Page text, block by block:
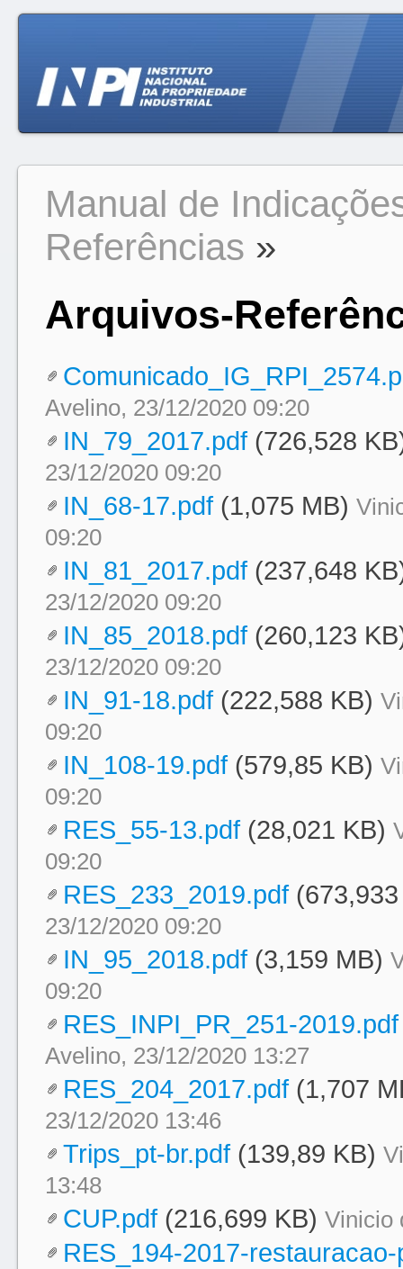
Manual de
Referências »
Arquivos-
Avelino, 23/12/2020 09:20
IN_79_2017.pdf (726,528
23/12/2020 09:20
IN_68-17.pdf (1,075 MB)
09:20
IN_81_2017.pdf (237,648
23/12/2020 09:20
IN_85_2018.pdf (260,123
23/12/2020 09:20
IN_91-18.pdf (222,588 KB)
09:20
IN_108-19.pdf (579,85 KB)
09:20
RES_55-13.pdf (28,021 KB)
09:20
RES_233_2019.pdf
23/12/2020 09:20
IN_95_2018.pdf (3,159 MB)
09:20
RES_INPI_PR_251-2019.pdf
Avelino, 23/12/2020 13:27
RES_204_2017.pdf (1,707
23/12/2020 13:46
Trips_pt-br.pdf (139,89 KB)
13:48
CUP.pdf (216,699 KB) Vinicio
RES_194-2017-